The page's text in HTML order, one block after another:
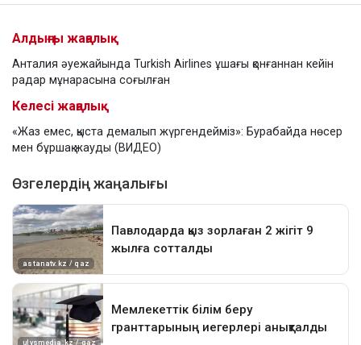
Алдыңғы жаңалық
Анталия әуежайында Turkish Airlines ұшағы қонғаннан кейін
радар мұнарасына соғылған
Келесі жаңалық
«Жаз емес, қыста демалып жүргендейміз»: Бурабайда нөсер
мен бұршақ жауды (ВИДЕО)